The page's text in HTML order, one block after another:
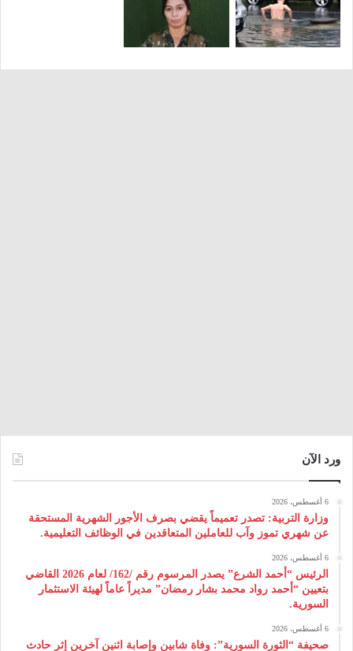
ورد الآن
6 أغسطس، 2026
وزارة التربية: تصدر تعميماً يقضي بصرف الأجور الشهرية المستحقة
عن شهري تموز وآب للعاملين المتعاقدين في الوظائف التعليمية.
6 أغسطس، 2026
الرئيس “أحمد الشرع” يصدر المرسوم رقم /162/ لعام 2026 ‌القاضي
بتعيين “أحمد رواد محمد بشار رمضان” مديراً عاماً لهيئة ‌الاستثمار
السورية.
6 أغسطس، 2026
صحيفة “الثورة السورية”: وفاة شابين وإصابة اثنين آخرين إثر حادث